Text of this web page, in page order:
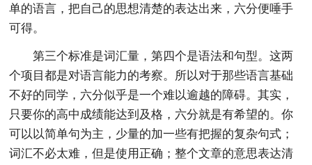
单的语言，把自己的思想清楚的表达出来，六分便唾手
可得。
第三个标准是词汇量，第四个是语法和句型。这两
个项目都是对语言能力的考察。所以对于那些语言基础
不好的同学，六分似乎是一个难以逾越的障碍。其实，
只要你的高中成绩能达到及格，六分就是有希望的。你
可以以简单句为主，少量的加一些有把握的复杂句式；
词汇不必太难，但是使用正确；整个文章的意思表达清